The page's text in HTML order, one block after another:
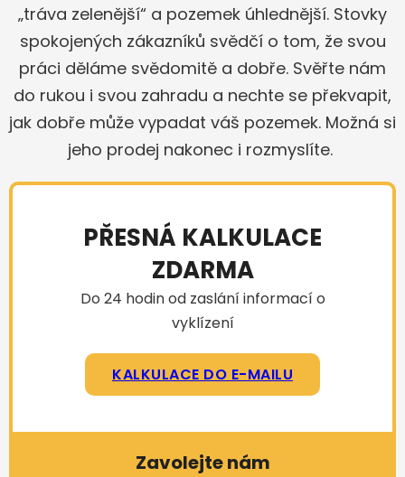
„tráva zelenější“ a pozemek úhlednější. Stovky
spokojených zákazníků svědčí o tom, že svou
práci děláme svědomitě a dobře. Svěřte nám
do rukou i svou zahradu a nechte se překvapit,
jak dobře může vypadat váš pozemek. Možná si
jeho prodej nakonec i rozmyslíte.
PŘESNÁ KALKULACE
ZDARMA
Do 24 hodin od zaslání informací o
vyklízení
KALKULACE DO E-MAILU
Zavolejte nám